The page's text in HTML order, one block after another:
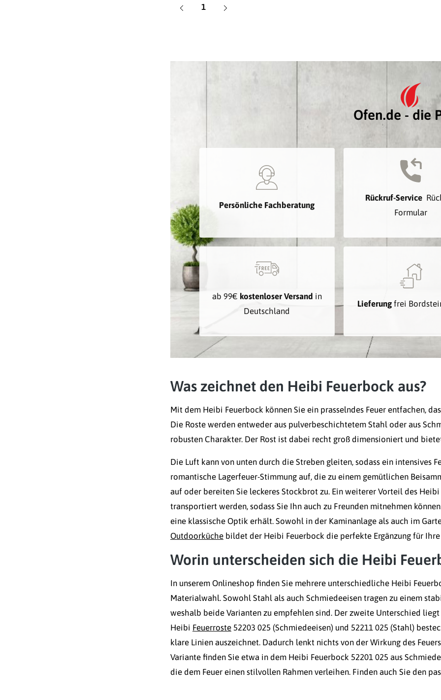
Seite
1
Ofen.de - die
Persönliche Fachberatung
Rückruf-Service
Formular
ab 99€ kostenloser Versand in
Deutschland
Lieferungfrei
Was zeichnet den Heibi Feuerbock aus?
Mit dem Heibi Feuerbock können Sie ein prasselndes Feuer entfachen,
Die Roste werden entweder aus pulverbeschichtetem Stahl oder aus
robusten Charakter. Der Rost ist dabei recht groß dimensioniert und
Die Luft kann von unten durch die Streben gleiten, sodass ein intensives
romantische Lagerfeuer-Stimmung auf, die zu einem gemütlichen
auf oder bereiten Sie leckeres Stockbrot zu. Ein weiterer Vorteil des
transportiert werden, sodass Sie Ihn auch zu Freunden mitnehmen
eine klassische Optik erhält. Sowohl in der Kaminanlage als auch im
Outdoorküche bildet der Heibi Feuerbock die perfekte Ergänzung für
Worin unterscheiden sich die Heibi
In unserem Onlineshop finden Sie mehrere unterschiedliche Heibi
Materialwahl. Sowohl Stahl als auch Schmiedeeisen tragen zu einem
weshalb beide Varianten zu empfehlen sind. Der zweite Unterschied
Heibi Feuerroste 52203 025 (Schmiedeeisen) und 52211 025 (Stahl)
klare Linien auszeichnet. Dadurch lenkt nichts von der Wirkung des
Variante finden Sie etwa in dem Heibi Feuerbock 52201 025 aus
die dem Feuer einen stilvollen Rahmen verleihen. Finden auch Sie den